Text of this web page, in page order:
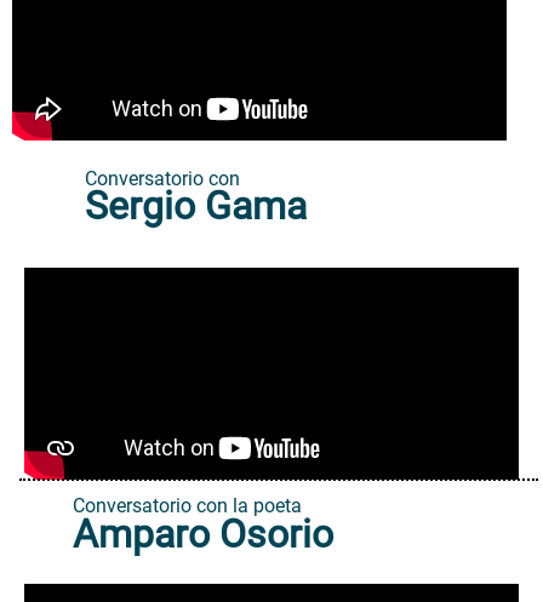
Conversatorio con
Sergio Gama
Conversatorio con la poeta
Amparo Osorio